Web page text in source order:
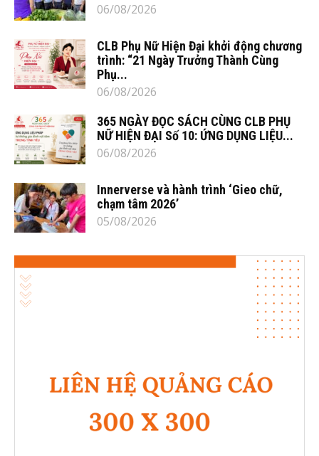
06/08/2026
CLB Phụ Nữ Hiện Đại khởi động chương
trình: “21 Ngày Trưởng Thành Cùng
Phụ...
06/08/2026
365 NGÀY ĐỌC SÁCH CÙNG CLB PHỤ
NỮ HIỆN ĐẠI Số 10: ỨNG DỤNG LIỆU...
06/08/2026
Innerverse và hành trình ‘Gieo chữ,
chạm tâm 2026’
05/08/2026